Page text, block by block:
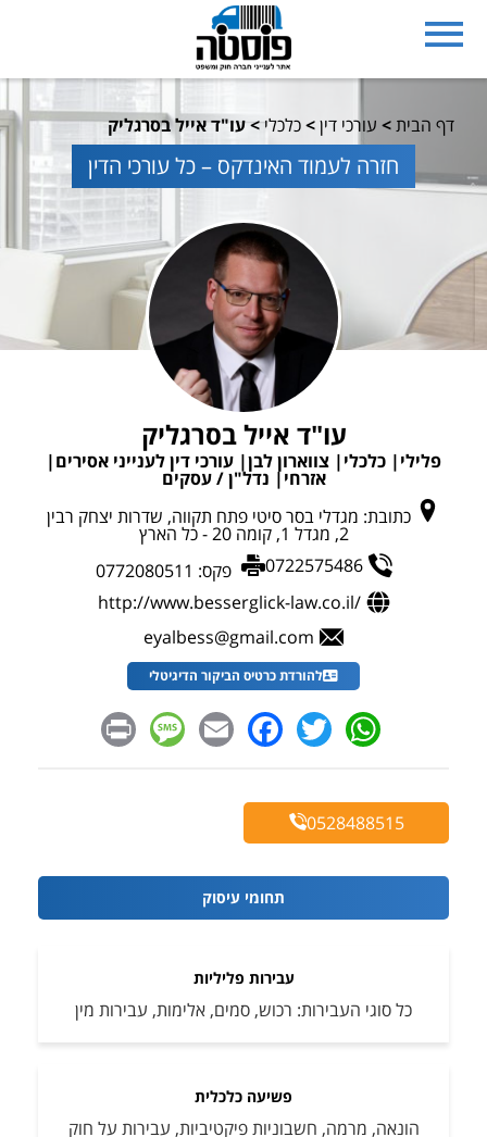
חזרה לעמוד האינדקס – כל עורכי הדין
דף הבית> עורכי דין>כלכלי>עו"ד אייל בסרגליק
עו"ד אייל בסרגליק
פלילי כלכלי צווארון לבן עורכי דין לענייני אסירים
אזרחי
נדל"ן / עסקים
כתובת: מגדלי בסר סיטי פתח תקווה, שדרות יצחק רבין
2, מגדל 1, קומה 20 - כל הארץ
0722575486
פקס:
http://www.besserglick-law.co.il/
eyalbess@gmail.com
להורדת כרטיס הביקור הדיגיטלי
WhatsApp
Twitter
Facebook
Email
Message
0528488515
תחומי עיסוק
עבירות פליליות
כל סוגי העבירות: רכוש, סמים, אלימות, עבירות מין
פשיעה כלכלית
הונאה, מרמה, חשבוניות פיקטיביות, עבירות על חוק